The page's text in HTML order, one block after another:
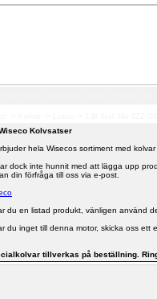
Kolvsatser
hela Wisecos sortiment med kolvar
dock inte hunnit med att lägga upp
din förfråga till oss via e-post.
du en listad produkt, vänligen använd
du inget till denna motor, skicka oss ett
tillverkas på beställning.